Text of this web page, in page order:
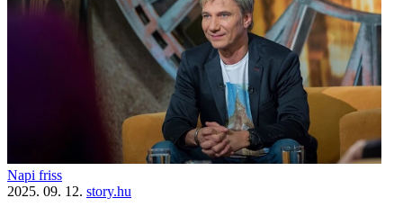
Napi friss
2025. 09. 12. story.hu